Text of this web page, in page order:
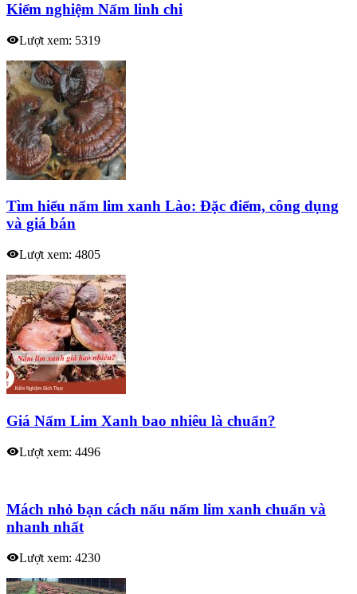
Kiểm nghiệm Nấm linh chi
Lượt xem: 5319
Tìm hiểu nấm lim xanh Lào: Đặc điểm, công dụng
và giá bán
Lượt xem: 4805
Giá Nấm Lim Xanh bao nhiêu là chuẩn?
Lượt xem: 4496
Mách nhỏ bạn cách nấu nấm lim xanh chuẩn và
nhanh nhất
Lượt xem: 4230